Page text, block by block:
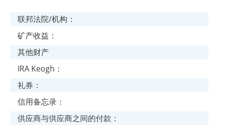
联邦法院/机构：
矿产收益：
其他财产
IRA Keogh：
礼券：
信用备忘录：
供应商与供应商之间的付款：